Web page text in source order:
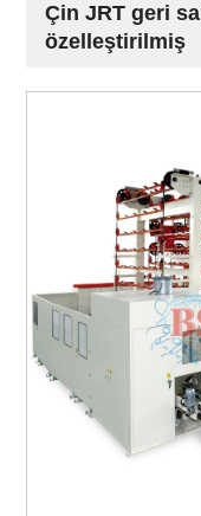
Çin JRT geri
özelleştirilmiş